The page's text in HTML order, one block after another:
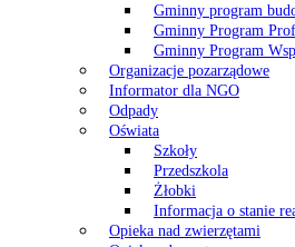
Gminny program
Gminny Program
Gminny Program
Organizacje pozarządowe
Informator dla NGO
Odpady
Oświata
Szkoły
Przedszkola
Żłobki
Informacja o stanie
Opieka nad zwierzętami